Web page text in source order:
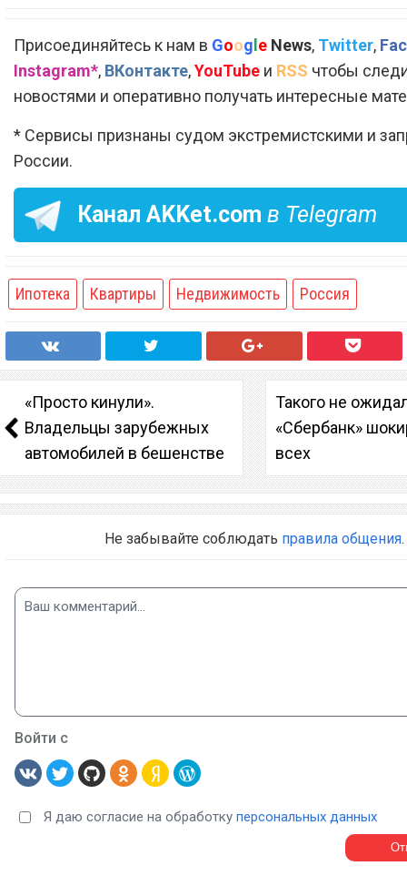
Присоединяйтесь к нам в Google News, Twitter,
Instagram*, ВКонтакте,YouTube и RSS чтобы
новостями и оперативно получать интересные
* Сервисы признаны судом экстремистскими и
России.
Канал AKKet.com в Telegram
Ипотека Квартиры Недвижимость Россия
«Просто кинули».
Владельцы зарубежных
автомобилей в бешенстве
Такого не
«Сбербанк»
всех
Не забывайте соблюдать правила общения.
Войти с
Я даю согласие на обработку персональных данных